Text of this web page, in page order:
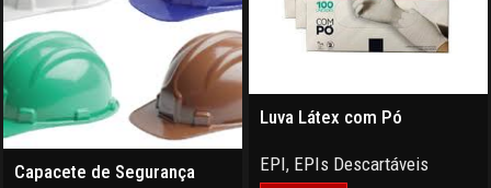
Capacete de Segurança
Luva Látex com Pó
EPI, EPIs Descartáveis